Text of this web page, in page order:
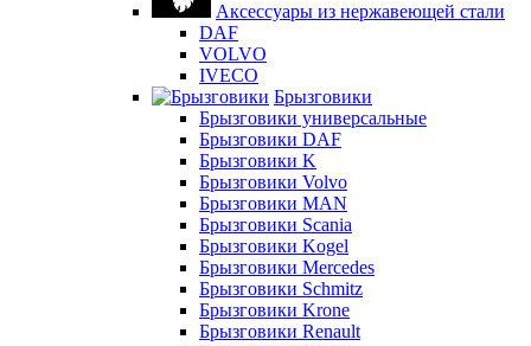
Аксессуары из нержавеющей стали
DAF
VOLVO
IVECO
Брызговики
Брызговики универсальные
Брызговики DAF
Брызговики K
Брызговики Volvo
Брызговики MAN
Брызговики Scania
Брызговики Kogel
Брызговики Mercedes
Брызговики Schmitz
Брызговики Krone
Брызговики Renault